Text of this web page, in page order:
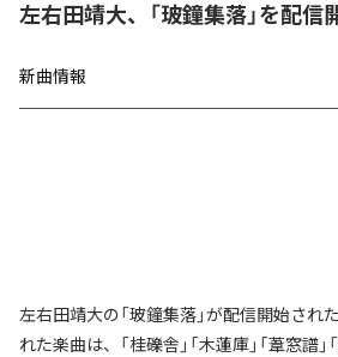
左右田靖大、「玻鐘集落」を配信
新曲情報
左右田靖大の「玻鐘集落」が配信開始され
れた楽曲は、「桂礫舎」「木蓮庫」「葦窓譜